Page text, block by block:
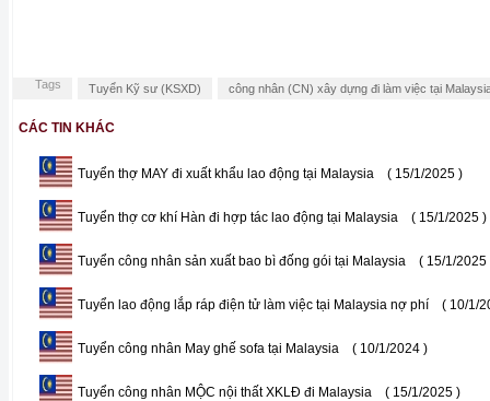
Tags Tuyển Kỹ sư (KSXD) công nhân (CN) xây dựng đi làm việc tại
CÁC TIN KHÁC
Tuyển thợ MAY đi xuất khẩu lao động tại Malaysia ( 15/1/2025 )
Tuyển thợ cơ khí Hàn đi hợp tác lao động tại Malaysia ( 15/1/2025 )
Tuyển công nhân sản xuất bao bì đống gói tại Malaysia ( 15/1/2025
Tuyển lao động lắp ráp điện tử làm việc tại Malaysia nợ phí ( 10/1/
Tuyển công nhân May ghế sofa tại Malaysia ( 10/1/2024 )
Tuyển công nhân MỘC nội thất XKLĐ đi Malaysia ( 15/1/2025 )